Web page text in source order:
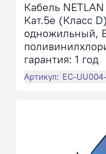
Кабель
Кат.5e (Класс
одножильный,
гарантия: 1 год
Артикул: EC-